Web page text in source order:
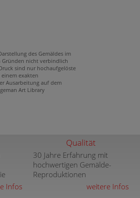
des Gemäldes im
Gründen nicht verbindlich
sind nur hochaufgelöste
exakten
Ausarbeitung auf dem
Art Library
Infos
Qualität
30 Jahre Erfahrung mit
hochwertigen Gemälde-
Reproduktionen
weitere Infos